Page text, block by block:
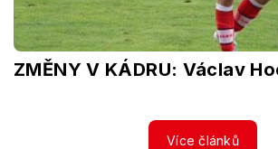
ZMĚNY V KÁDRU: Václav
Více článků